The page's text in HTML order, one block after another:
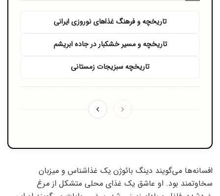
تاریخچه و فرهنگ غذاهای نوروزی ایرانی
تاریخچه و مسیر خشکبار در جاده ابریشم
تاریخچه سبزیجات زمستانی
افسانه‌ها می‌گویند دینگ بائوژن یک غذاشناس و میزبان
سخاوتمند بود. او عاشق یک غذای محلی متشکل از مرغ